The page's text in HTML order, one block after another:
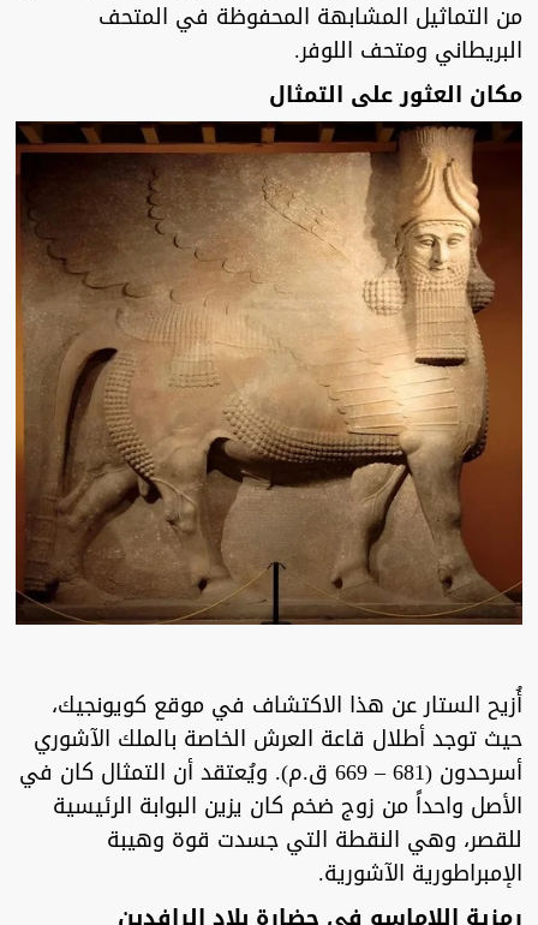
من التماثيل المشابهة المحفوظة في المتحف
البريطاني ومتحف اللوفر.
مكان العثور على التمثال
أُزيح الستار عن هذا الاكتشاف في موقع كويونجيك،
حيث توجد أطلال قاعة العرش الخاصة بالملك الآشوري
أسرحدون (681 – 669 ق.م). ويُعتقد أن التمثال كان في
الأصل واحداً من زوج ضخم كان يزين البوابة الرئيسية
للقصر، وهي النقطة التي جسدت قوة وهيبة
الإمبراطورية الآشورية.